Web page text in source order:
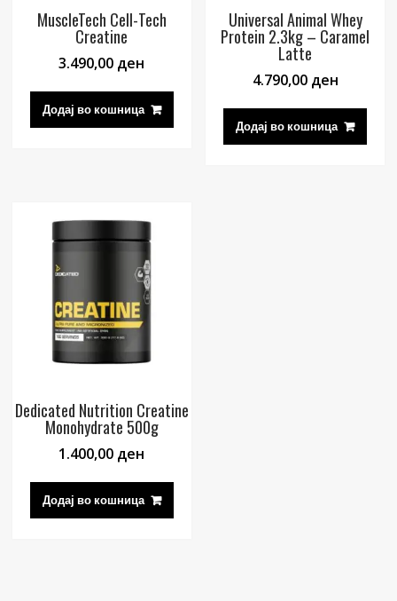
MuscleTech Cell-Tech
Creatine
3.490,00 ден
Додај во кошница
Universal Animal Whey
Protein 2.3kg – Caramel
Latte
4.790,00 ден
Додај во кошница
Dedicated Nutrition Creatine
Monohydrate 500g
1.400,00 ден
Додај во кошница